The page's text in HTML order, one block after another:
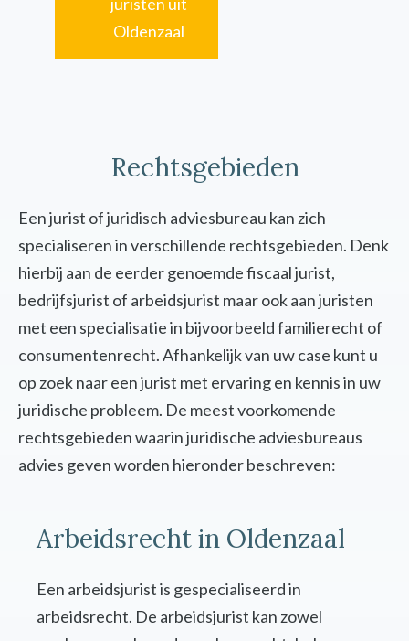
Oldenzaal
Rechtsgebieden
Een jurist of juridisch adviesbureau kan zich
specialiseren in verschillende rechtsgebieden. Denk
hierbij aan de eerder genoemde fiscaal jurist,
bedrijfsjurist of arbeidsjurist maar ook aan juristen
met een specialisatie in bijvoorbeeld familierecht of
consumentenrecht. Afhankelijk van uw case kunt u
op zoek naar een jurist met ervaring en kennis in uw
juridische probleem. De meest voorkomende
rechtsgebieden waarin juridische adviesbureaus
advies geven worden hieronder beschreven:
Arbeidsrecht in Oldenzaal
Een arbeidsjurist is gespecialiseerd in
arbeidsrecht. De arbeidsjurist kan zowel